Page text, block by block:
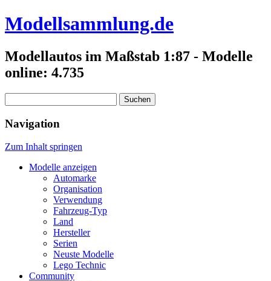
Modellsammlung.de
Modellautos im Maßstab 1:87 - Modelle
online: 4.735
nach:
Navigation
Zum Inhalt springen
Modelle anzeigen
Automarke
Organisation
Verwendung
Fahrzeug-Typ
Land
Hersteller
Serien
Neuste Modelle
Lego Technic
Community